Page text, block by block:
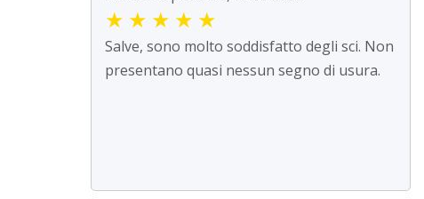
★ ★ ★ ★ ★
Salve, sono molto soddisfatto degli sci. Non
presentano quasi nessun segno di usura.